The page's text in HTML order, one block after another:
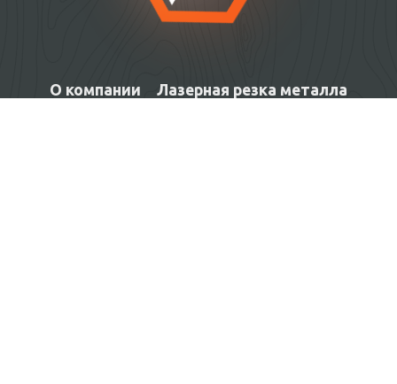
О компании
Лазерная резка металла